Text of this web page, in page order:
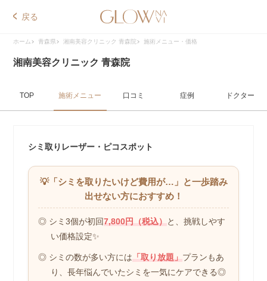
戻る
ホーム 青森県 湘南美容クリニック 青森院 施術メニュー・価格
湘南美容クリニック 青森院
TOP 施術メニュー 口コミ 症例 ドクター
シミ取りレーザー・ピコスポット
💡「シミを取りたいけど費用が…」 と一歩踏み
出せない方におすすめ！
◎ シミ3個が初回7,800円（税込）と、挑戦しやす
い価格設定✨
◎ シミの数が多い方には「取り放題」プランもあ
り、長年悩んでいたシミを一気にケアできる◎